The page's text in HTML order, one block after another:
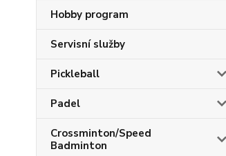
Hobby program
Servisní služby
Pickleball
Padel
Crossminton/Speed
Badminton